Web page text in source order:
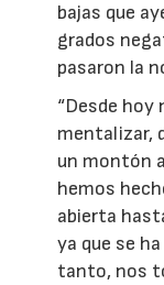
bajas que
grados
pasaron la
“Desde hoy
mentalizar,
un montón
hemos
abierta
ya que se
tanto, nos